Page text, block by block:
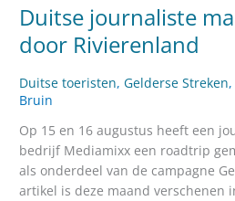
Duitse journaliste
door Rivierenland
Duitse toeristen, Gelderse Streken,
Bruin
Op 15 en 16 augustus heeft een
bedrijf Mediamixx een roadtrip
als onderdeel van de campagne
artikel is deze maand verschenen
maakt
roadtrip
door
Rivierenland